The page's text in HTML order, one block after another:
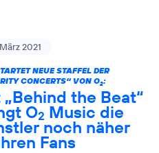
2021
NEUE STAFFEL DER
CONCERTS“ VON O2:
the Beat“
O2 Music die
noch näher
Fans